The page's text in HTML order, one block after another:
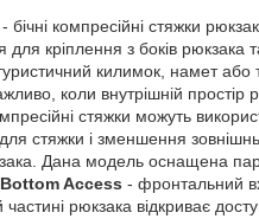
компресійні стяжки
для кріплення з боків рюкзака
килимок, намет або
коли внутрішній простір
стяжки можуть
стяжки і зменшення
Дана модель оснащена
Bottom Access - фронтальний
частині рюкзака відкриває